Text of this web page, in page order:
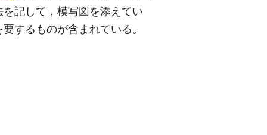
記して，模写図を添えてい
するものが含まれている。